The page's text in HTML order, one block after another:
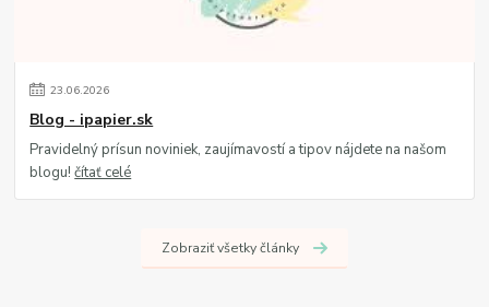
23.06.2026
Blog - ipapier.sk
Pravidelný prísun noviniek, zaujímavostí a tipov nájdete na našom
blogu!čítať celé
Zobraziť všetky články